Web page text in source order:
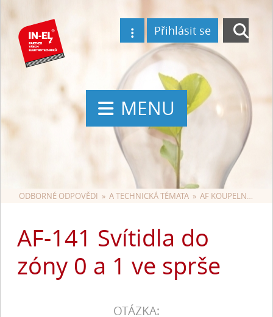
Přihlásit se
MENU
ODBORNÉ ODPOVĚDI
  »
A TECHNICKÁ TÉMATA
  »
AF KOUPELNY A BAZÉNY
AF-141 Svítidla do
zóny 0 a 1 ve sprše